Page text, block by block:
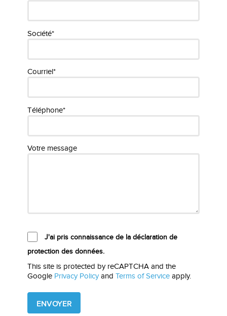
Société*
Courriel*
Téléphone*
Votre message
J'ai pris connaissance de la déclaration de
protection des données.
This site is protected by reCAPTCHA and the
Google Privacy Policyand Terms of Service apply.
leave
this
field